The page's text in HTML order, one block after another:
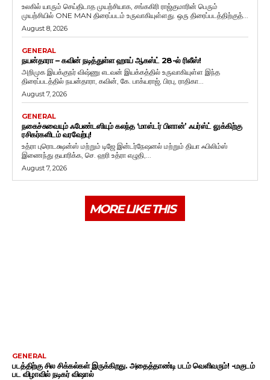
உலகில் யாரும் செய்திடாத முயற்சியாக, சங்ககிரி ராஜ்குமாரின் பெரும்
முயற்சியில் ONE MAN திரைப்படம் உருவாகியுள்ளது. ஒரு திரைப்படத்திற்குத்...
August 8, 2026
GENERAL
நயன்தாரா – கவின் நடித்துள்ள ஹாய் ஆகஸ்ட் 28-ல் ரிலீஸ்!
அறிமுக இயக்குநர் விஷ்ணு எடவன் இயக்கத்தில் உருவாகியுள்ள இந்த
திரைப்படத்தில் நயன்தாரா, கவின், கே. பாக்யராஜ், பிரபு, ராதிகா...
August 7, 2026
GENERAL
நகைச்சுவையும் ஃபேண்டஸியும் கலந்த ‘மாஸ்டர் பிளான்’ ஃபர்ஸ்ட் லுக்கிற்கு
ரசிகர்களிடம் வரவேற்பு!
உத்ரா புரொடக்ஷன்ஸ் மற்றும் டிஜே இன்டர்நேஷனல் மற்றும் தியா ஃபிலிம்ஸ்
இணைந்து தயாரிக்க, செ. ஹரி உத்ரா எழுதி,...
August 7, 2026
MORE LIKE THIS
GENERAL
படத்திற்கு சில சிக்கல்கள் இருக்கிறது. அதைத்தாண்டி படம் வெளிவரும்! -மகுடம்
பட விழாவில் நடிகர் விஷால்